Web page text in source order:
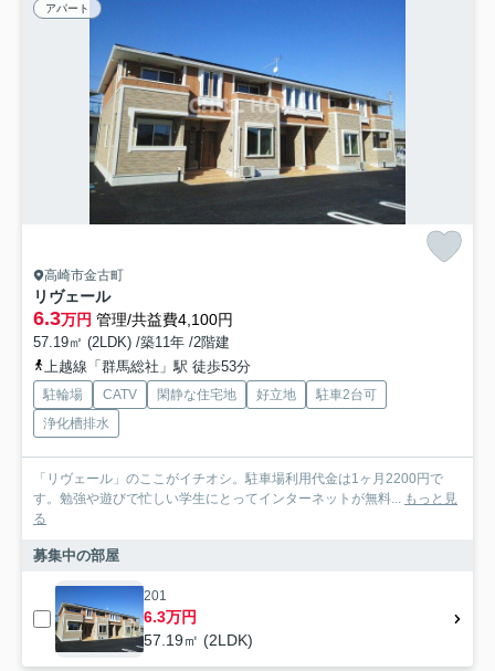
アパート
高崎市金古町
リヴェール
6.3万円 管理/共益費4,100円
57.19㎡ (2LDK) /築11年 /2階建
上越線「群馬総社」駅 徒歩53分
駐輪場 CATV 閑静な住宅地 好立地
駐車2台可
浄化槽排水
「リヴェール」のここがイチオシ。駐車場利用代金は1ヶ月2200円で
す。勉強や遊びで忙しい学生にとってインターネットが無料... もっと見
る
募集中の部屋
201
6.3万円
57.19㎡ (2LDK)